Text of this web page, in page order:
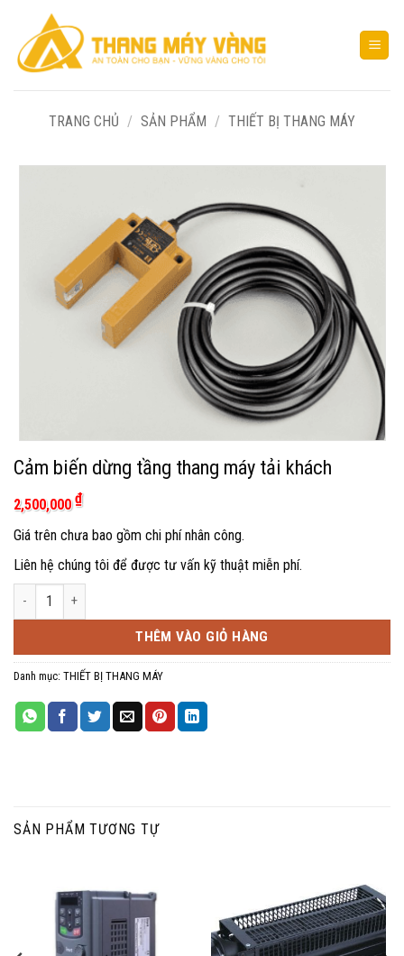
dung
TRANG CHỦ / SẢN PHẨM / THIẾT BỊ THANG MÁY
Cảm biến dừng tầng thang máy tải khách
2,500,000₫
Giá trên chưa bao gồm chi phí nhân công.
Liên hệ chúng tôi để được tư vấn kỹ thuật miễn phí.
Cảm biến dừng tầng thang máy tải khách số lượng
THÊM VÀO GIỎ HÀNG
Danh mục: THIẾT BỊ THANG MÁY
SẢN PHẨM TƯƠNG TỰ